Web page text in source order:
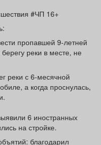
#ЧП 16+
пропавшей 9-летней
реки в месте, не
реки с 6-месячной
а когда проснулась,
6 иностранных
на стройке.
благодарил